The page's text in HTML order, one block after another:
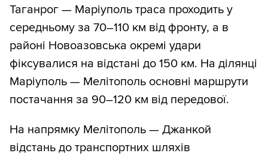
Таганрог — Маріуполь траса проходить у
середньому за 70–110 км від фронту, а в
районі Новоазовська окремі удари
фіксувалися на відстані до 150 км. На ділянці
Маріуполь — Мелітополь основні маршрути
постачання за 90–120 км від передової.
На напрямку Мелітополь — Джанкой
відстань до транспортних шляхів